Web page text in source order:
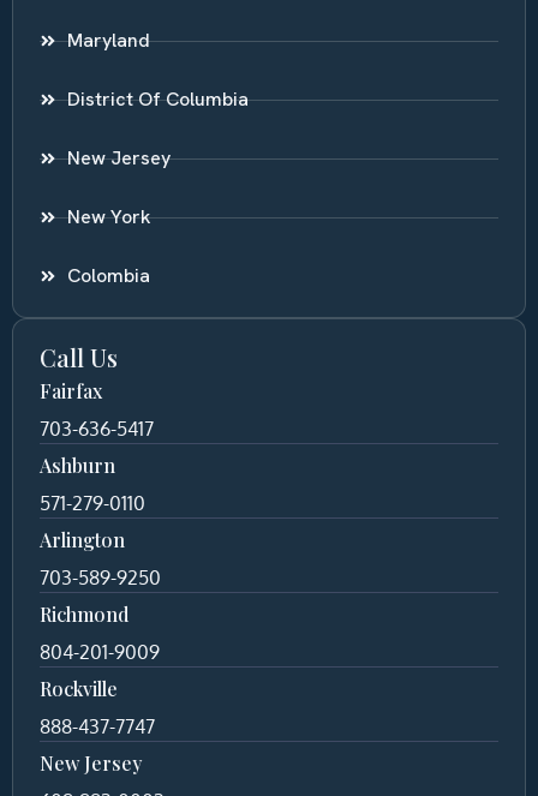
Maryland
District Of Columbia
New Jersey
New York
Colombia
Call Us
Fairfax
703-636-5417
Ashburn
571-279-0110
Arlington
703-589-9250
Richmond
804-201-9009
Rockville
888-437-7747
New Jersey